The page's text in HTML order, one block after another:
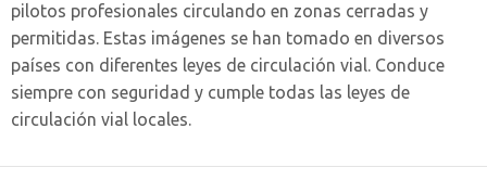
pilotos profesionales circulando en zonas cerradas y
permitidas. Estas imágenes se han tomado en diversos
países con diferentes leyes de circulación vial. Conduce
siempre con seguridad y cumple todas las leyes de
circulación vial locales.